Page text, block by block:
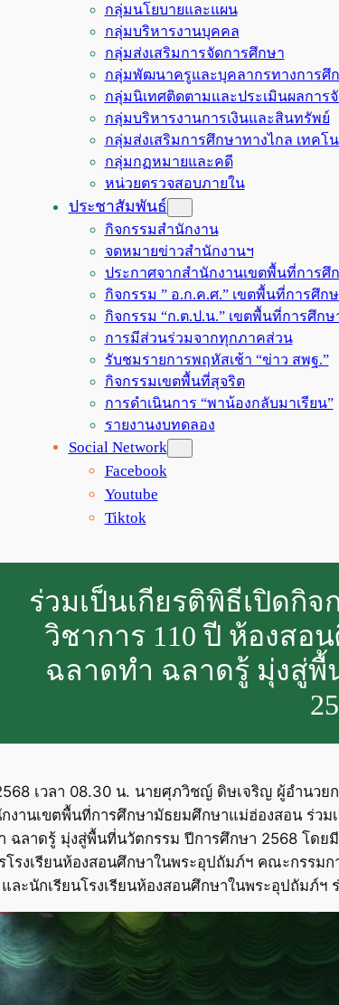
กลุ่มนโยบายและแผน
กลุ่มบริหารงานบุคคล
กลุ่มส่งเสริมการจัดการศึกษา
กลุ่มพัฒนาครูและบุคลากรทางการศึ
กลุ่มนิเทศติดตามและประเมินผลการ
กลุ่มบริหารงานการเงินและสินทรัพย์
กลุ่มส่งเสริมการศึกษาทางไกล เทคโ
กลุ่มกฏหมายและคดี
หน่วยตรวจสอบภายใน
ประชาสัมพันธ์
กิจกรรมสำนักงาน
จดหมายข่าวสำนักงานฯ
ประกาศจากสำนักงานเขตพื้นที่การศึ
กิจกรรม ” อ.ก.ค.ศ.” เขตพื้นที่การศึก
กิจกรรม “ก.ต.ป.น.” เขตพื้นที่การศึกษ
การมีส่วนร่วมจากทุกภาคส่วน
รับชมรายการพฤหัสเช้า “ข่าว สพฐ.”
กิจกรรมเขตพื้นที่สุจริต
การดำเนินการ “พาน้องกลับมาเรียน”
รายงานงบทดลอง
Social Network
Facebook
Youtube
Tiktok
ร่วมเป็นเกียรติพิธีเปิดกิจ
วิชาการ 110 ปี ห้องสอ
ฉลาดทำ ฉลาดรู้ มุ่งสู่พื้
เวลา 08.30 น. นายศุภวิชญ์ ดิษเจริญ ผู้อำนว
งานเขตพื้นที่การศึกษามัธยมศึกษาแม่ฮ่องสอน ร่ว
ฉลาดรู้ มุ่งสู่พื้นที่นวัตกรรม ปีการศึกษา 2568 โดย
โรงเรียนห้องสอนศึกษาในพระอุปถัมภ์ฯ คณะกรร
ละนักเรียนโรงเรียนห้องสอนศึกษาในพระอุปถัมภ์ฯ